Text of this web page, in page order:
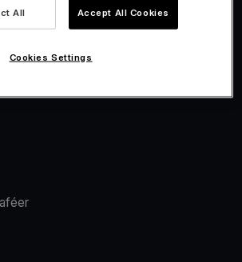
All Accept All Cookies
Cookies Settings